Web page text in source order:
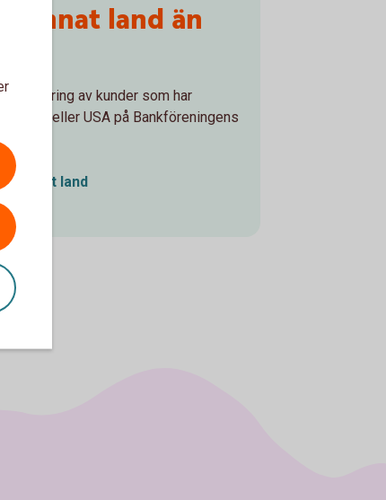
i annat land än
av kunder som har
eller USA på Bankföreningens
i annat land